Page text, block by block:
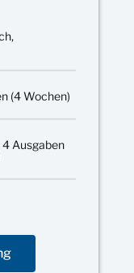
(4 Wochen)
4 Ausgaben